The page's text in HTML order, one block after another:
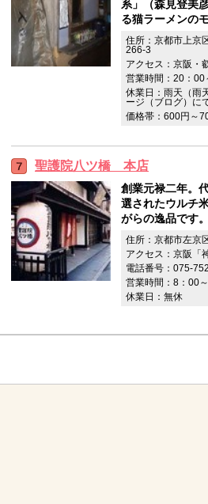
系」（森見登美
る猫ラーメンの
住所：京都市上京
266-3
アクセス：京阪・
営業時間：20：00
休業日：雨天（雨
ージ（ブログ）に
価格帯：600円～
聖護院八ツ橋 本店
創業元禄二年。
選されたウルチ
がらの逸品です。
住所：京都市左京
アクセス：京阪「
電話番号：075-
営業時間：8：00
休業日：無休